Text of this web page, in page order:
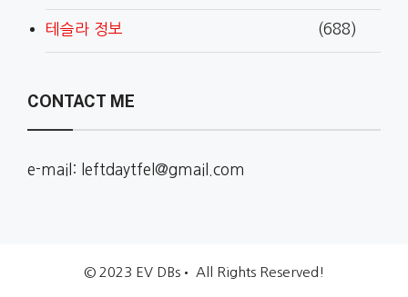
테슬라 정보 (688)
CONTACT ME
e-mail: leftdaytfel@gmail.com
© 2023 EV DBs• All Rights Reserved!